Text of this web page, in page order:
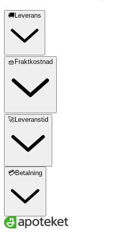
🚚Leverans
🧺Fraktkostnad
🚀Leveranstid
💳Betalning